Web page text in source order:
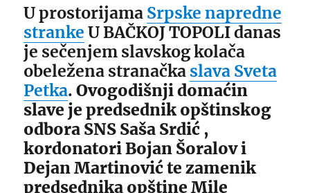
U prostorijama Srpske napredne
stranke U BAČKOJ TOPOLI danas
je sečenjem slavskog kolača
obeležena stranačka slava Sveta
Petka. Ovogodišnji domaćin
slave je predsednik opštinskog
odbora SNS Saša Srdić ,
kordonatori Bojan Šoralov i
Dejan Martinović te zamenik
predsednika opštine Mile